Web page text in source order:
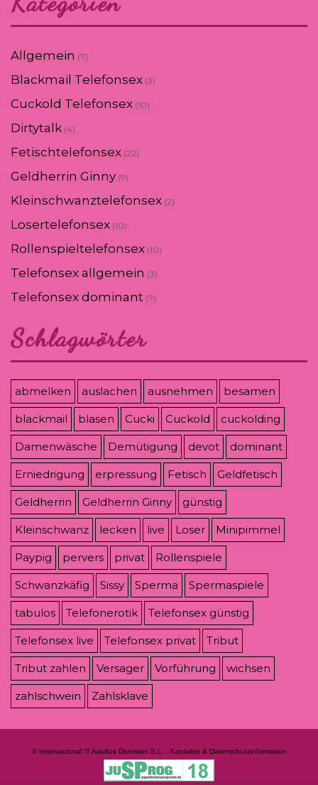
Allgemein (7)
Blackmail Telefonsex (3)
Cuckold Telefonsex (10)
Dirtytalk (4)
Fetischtelefonsex (22)
Geldherrin Ginny (9)
Kleinschwanztelefonsex (2)
Losertelefonsex (10)
Rollenspieltelefonsex (10)
Telefonsex allgemein (3)
Telefonsex dominant (7)
Schlagwörter
abmelken auslachen ausnehmen besamen
blackmail blasen Cucki Cuckold cuckolding
Damenwäsche Demütigung devot dominant
Erniedrigung erpressung Fetisch Geldfetisch
Geldherrin Geldherrin Ginny günstig
Kleinschwanz lecken live Loser Minipimmel
Paypig pervers privat Rollenspiele
Schwanzkäfig Sissy Sperma Spermaspiele
tabulos Telefonerotik Telefonsex günstig
Telefonsex live Telefonsex privat Tribut
Tribut zahlen Versager Vorführung wichsen
zahlschwein Zahlsklave
© Internacional IT Adultus Diversion S.L. - Kontakte & Datenschutzinformation